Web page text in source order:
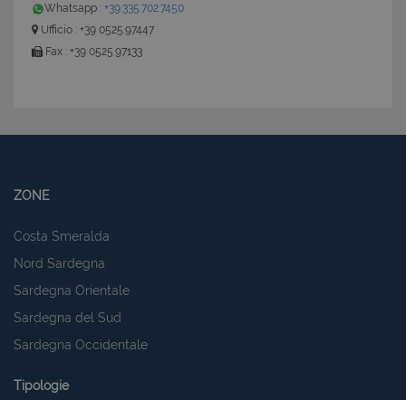
Whatsapp : +39.335.702.7450
Ufficio : +39 0525.97447
Fax : +39 0525.97133
ZONE
Costa Smeralda
Nord Sardegna
Sardegna Orientale
Sardegna del Sud
Sardegna Occidentale
Tipologie